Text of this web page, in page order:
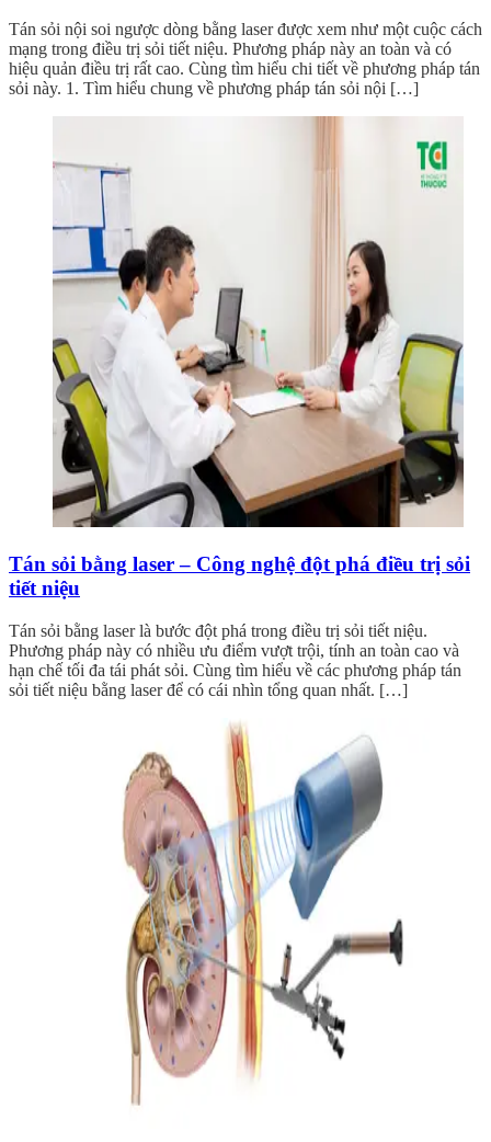
Tán sỏi nội soi ngược dòng bằng laser được xem như một cuộc cách
mạng trong điều trị sỏi tiết niệu. Phương pháp này an toàn và có
hiệu quản điều trị rất cao. Cùng tìm hiểu chi tiết về phương pháp tán
sỏi này. 1. Tìm hiểu chung về phương pháp tán sỏi nội […]
Tán sỏi bằng laser – Công nghệ đột phá điều trị sỏi
tiết niệu
Tán sỏi bằng laser là bước đột phá trong điều trị sỏi tiết niệu.
Phương pháp này có nhiều ưu điểm vượt trội, tính an toàn cao và
hạn chế tối đa tái phát sỏi. Cùng tìm hiểu về các phương pháp tán
sỏi tiết niệu bằng laser để có cái nhìn tổng quan nhất. […]